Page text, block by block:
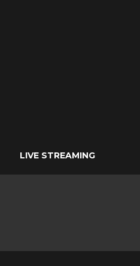
LIVE STREAMING